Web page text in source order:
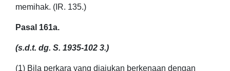
memihak. (IR. 135.)
Pasal 161a.
(s.d.t. dg. S. 1935-102 3.)
(1) Bila perkara yang diajukan berkenaan dengan